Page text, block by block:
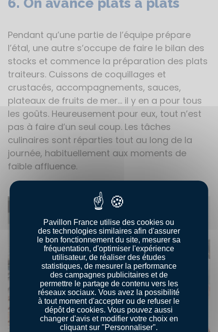
Pendant qu’une partie de l’équipe prépare
l’étal, une autre s’occupe de faire le bilan des
stocks et commence la préparation des plats
traiteurs. Cuissons de coquillages et
crustacés, accompagnements, sauces,
plateaux de fruits de mer… il y en a pour tous
les goûts. Heureusement pour eux, tout n’est
pas à faire d’un seul coup. Les tâches
culinaires sont réparties tout au long de la
journée, habituellement aux moments de
faible affluence.
Pavillon France utilise des cookies ou
des technologies similaires afin d'assurer
le bon fonctionnement du site, mesurer sa
fréquentation, d'optimiser l'expérience
utilisateur, de réaliser des études
statistiques, de mesurer la performance
des campagnes publicitaires et de
permettre le partage de contenu vers les
réseaux sociaux. Vous avez la possibilité
à tout moment d'accepter ou de refuser le
dépôt de cookies. Vous pouvez aussi
changer d'avis et modifier votre choix en
cliquant sur "Personnaliser".